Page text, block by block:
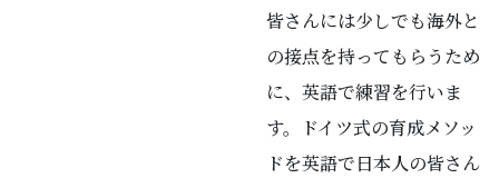
皆さんには少しでも海外と
の接点を持ってもらうため
に、英語で練習を行いま
す。ドイツ式の育成メソッ
ドを英語で日本人の皆さん